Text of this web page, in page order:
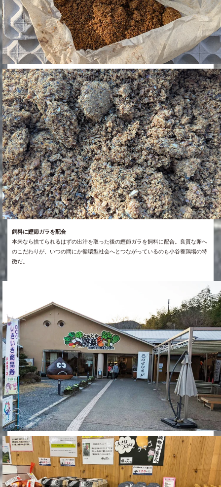
飼料に鰹節ガラを配合
本来なら捨てられるはずの出汁を取った後の鰹節ガラを飼料に配合。良質な卵へ
のこだわりが、いつの間にか循環型社会へとつながっているのも小谷養鶏場の特
徴だ。